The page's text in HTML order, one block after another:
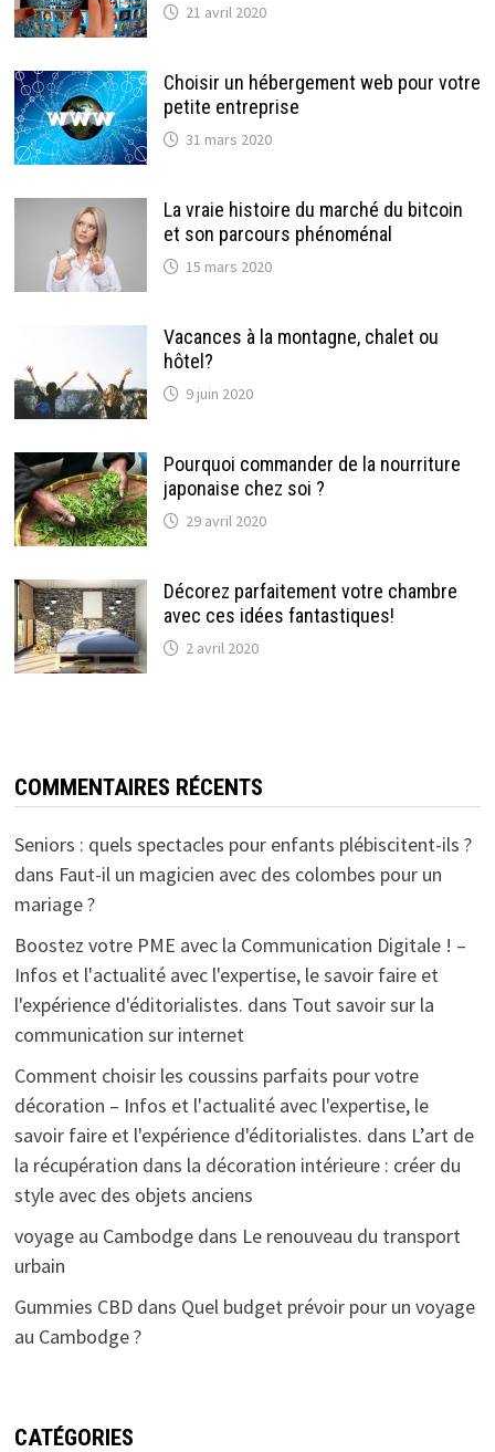
21 avril 2020
Choisir un hébergement web pour votre
petite entreprise
31 mars 2020
La vraie histoire du marché du bitcoin
et son parcours phénoménal
15 mars 2020
Vacances à la montagne, chalet ou
hôtel?
9 juin 2020
Pourquoi commander de la nourriture
japonaise chez soi ?
29 avril 2020
Décorez parfaitement votre chambre
avec ces idées fantastiques!
2 avril 2020
COMMENTAIRES RÉCENTS
Seniors : quels spectacles pour enfants plébiscitent-ils ?
dans Faut-il un magicien avec des colombes pour un
mariage ?
Boostez votre PME avec la Communication Digitale ! –
Infos et l'actualité avec l'expertise, le savoir faire et
l'expérience d'éditorialistes. dans Tout savoir sur la
communication sur internet
Comment choisir les coussins parfaits pour votre
décoration – Infos et l'actualité avec l'expertise, le
savoir faire et l'expérience d'éditorialistes. dans L’art de
la récupération dans la décoration intérieure : créer du
style avec des objets anciens
voyage au Cambodgedans Le renouveau du transport
urbain
Gummies CBDdans Quel budget prévoir pour un voyage
au Cambodge ?
CATÉGORIES